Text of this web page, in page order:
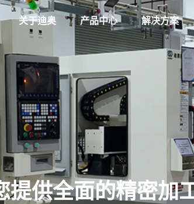
关于迪奥 产品中心 解决方案
提供全面的精密加